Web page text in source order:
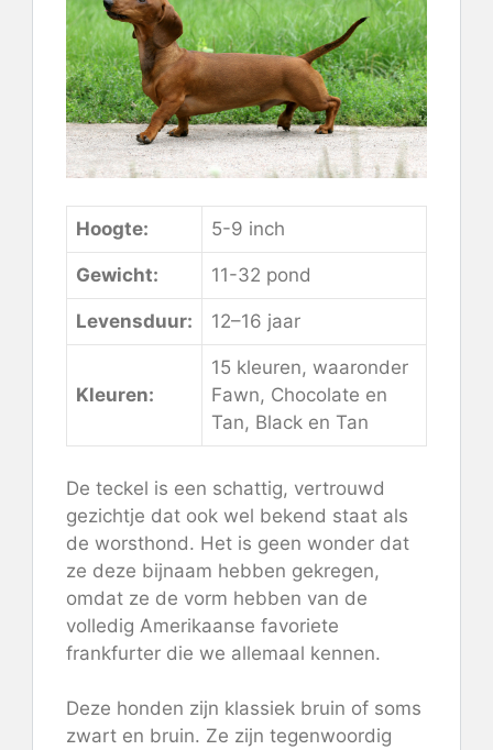
Hoogte: 5-9 inch
Gewicht: 11-32 pond
Levensduur: 12–16 jaar
Kleuren:
15 kleuren, waaronder
Fawn, Chocolate en
Tan, Black en Tan
De teckel is een schattig, vertrouwd
gezichtje dat ook wel bekend staat als
de worsthond. Het is geen wonder dat
ze deze bijnaam hebben gekregen,
omdat ze de vorm hebben van de
volledig Amerikaanse favoriete
frankfurter die we allemaal kennen.
Deze honden zijn klassiek bruin of soms
zwart en bruin. Ze zijn tegenwoordig